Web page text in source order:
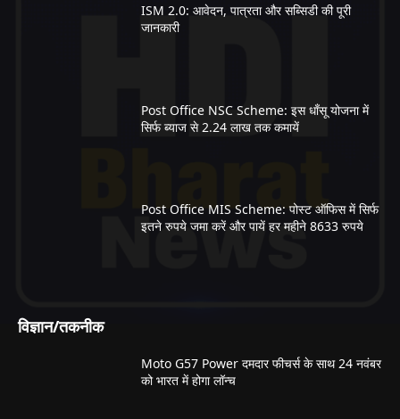
ISM 2.0: आवेदन, पात्रता और सब्सिडी की पूरी
जानकारी
Post Office NSC Scheme: इस धाँसू योजना में
सिर्फ ब्याज से 2.24 लाख तक कमायें
Post Office MIS Scheme: पोस्ट ऑफिस में सिर्फ
इतने रुपये जमा करें और पायें हर महीने 8633 रुपये
विज्ञान/तकनीक
Moto G57 Power दमदार फीचर्स के साथ 24 नवंबर
को भारत में होगा लॉन्च